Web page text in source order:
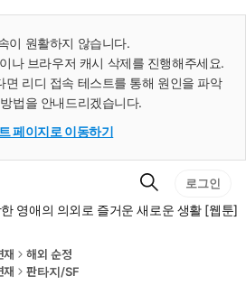
이 원활하지 않습니다.
나 브라우저 캐시 삭제를 진행해주세요.
면 리디 접속 테스트를 통해 원인을 파악
법을 안내드리겠습니다.
페이지로 이동하기
검
색
로그인
영애의 의외로 즐거운 새로운 생활 [웹툰]
재
해외 순정
재
판타지/SF